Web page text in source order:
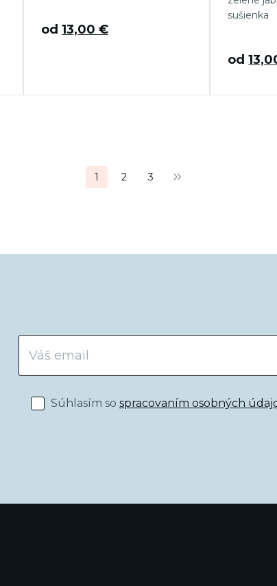
od 13,00 €
sušienka
od
1 2 3
Súhlasím so spracovaním osobných